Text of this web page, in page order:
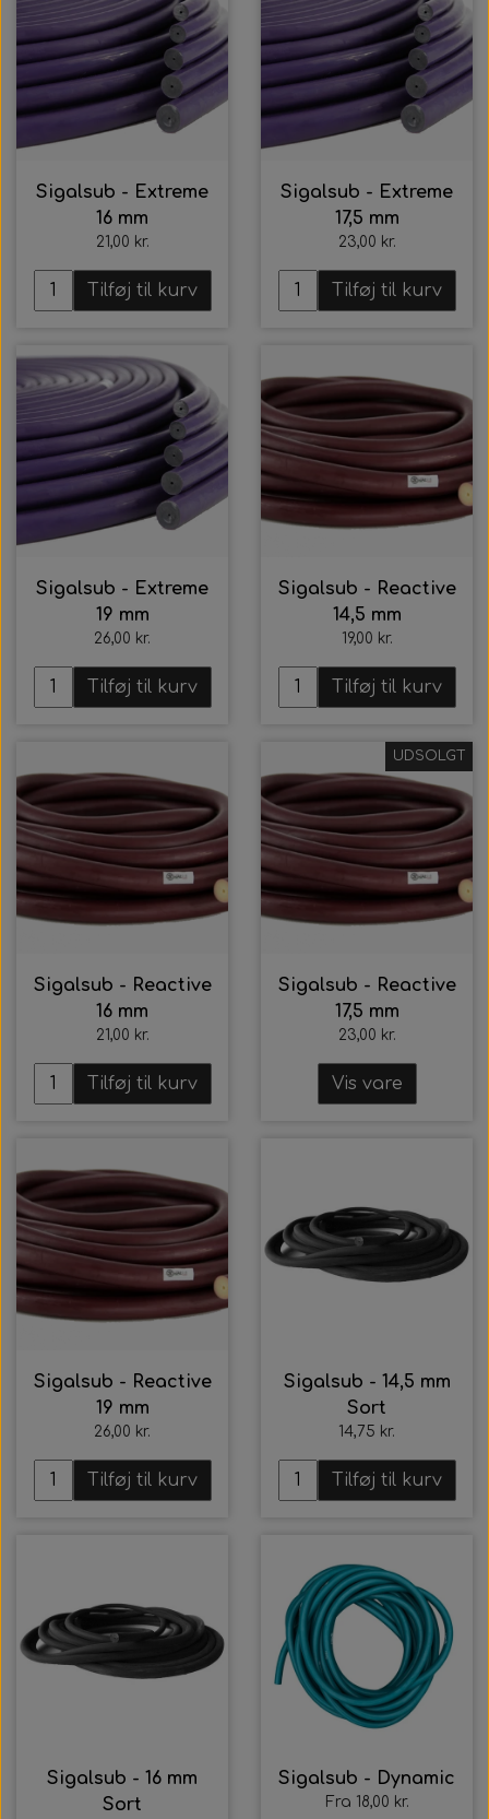
Sigalsub - Extreme
16 mm
21,00 kr.
Tilføj til kurv
Sigalsub - Extreme
17,5 mm
23,00 kr.
Tilføj til kurv
Sigalsub - Extreme
19 mm
26,00 kr.
Tilføj til kurv
Sigalsub - Reactive
14,5 mm
19,00 kr.
Tilføj til kurv
Sigalsub - Reactive
16 mm
21,00 kr.
Tilføj til kurv
UDSOLGT
Sigalsub - Reactive
17,5 mm
23,00 kr.
Vis vare
Sigalsub - Reactive
19 mm
26,00 kr.
Tilføj til kurv
Sigalsub - 14,5 mm
Sort
14,75 kr.
Tilføj til kurv
Sigalsub - 16 mm
Sort
Sigalsub - Dynamic
Fra 18,00 kr.